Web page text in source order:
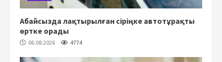
Абайсызда лақтырылған сіріңке автотұрақты
өртке орады
06.08.2026 4774